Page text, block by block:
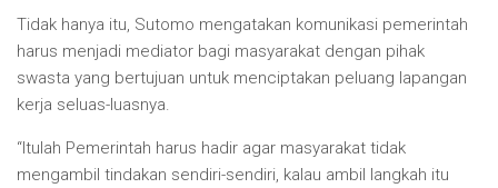
Tidak hanya itu, Sutomo mengatakan komunikasi pemerintah
harus menjadi mediator bagi masyarakat dengan pihak
swasta yang bertujuan untuk menciptakan peluang lapangan
kerja seluas-luasnya.
“Itulah Pemerintah harus hadir agar masyarakat tidak
mengambil tindakan sendiri-sendiri, kalau ambil langkah itu